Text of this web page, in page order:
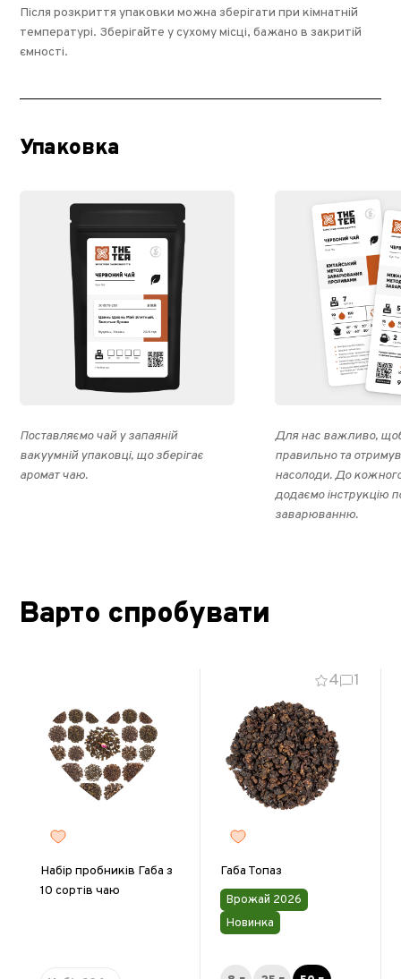
Після розкриття упаковки можна зберігати при кімнатній
температурі. Зберігайте у сухому місці, бажано в закритій
ємності.
Упаковка
Поставляємо чай у запаяній
вакуумній упаковці, що зберігає
аромат чаю.
Для нас важливо,
правильно та
насолоди. До
додаємо інструкцію
заварюванню.
Варто спробувати
Набір пробників Габа з
10 сортів чаю
4 1
Габа Топаз
Врожай 2026
Новинка